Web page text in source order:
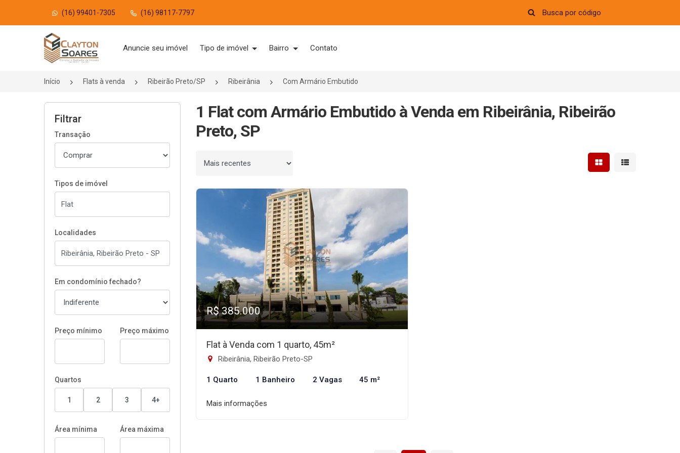
(16) 99401-7305 (16) 98117-7797
Página inicial
Anuncie seu imóvel Tipo de imóvel Bairro Contato
Início Flats à venda Ribeirão Preto/SP Ribeirânia Com Armário Embutido
Filtrar
Transação
Tipos de imóvel
Localidades
Em condomínio fechado?
Preço mínimo Preço máximo
Quartos
1 2 3 4+
Área mínima Área máxima
1 Flat com Armário Embutido à Venda em Ribeirânia, Ribeirão
Preto, SP
Ordenar por Mostrar resultados em
Mostrar
R$ 385.000
Flat à Venda com 1 quarto, 45m²
Ribeirânia, Ribeirão Preto-SP
1 Quarto 1 Banheiro 2 Vagas 45 m²
Mais informações